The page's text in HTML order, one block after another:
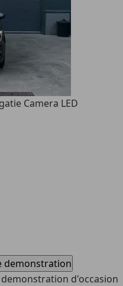
Camera LED
demonstration
d'occasion